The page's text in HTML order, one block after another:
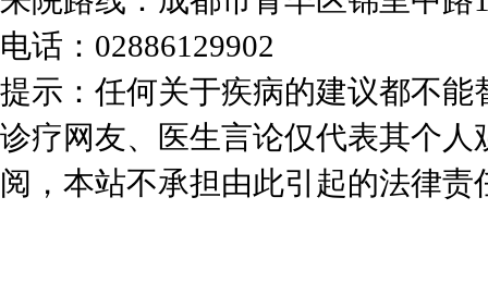
电话：02886129902
提示：任何关于疾病的建议都不
诊疗网友、医生言论仅代表其个
阅，本站不承担由此引起的法律责